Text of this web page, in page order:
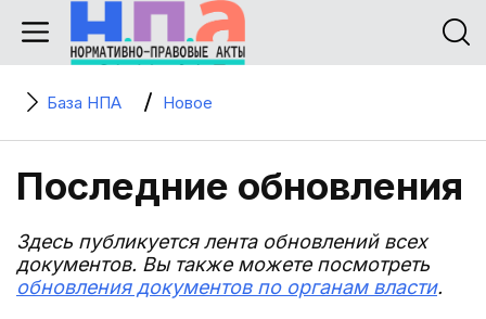
База НПА Новое
Последние обновления
Здесь публикуется лента обновлений всех
документов. Вы также можете посмотреть
обновления документов по органам власти.